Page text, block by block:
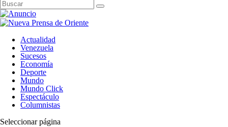
Actualidad
Venezuela
Sucesos
Economía
Deporte
Mundo
Mundo Click
Espectáculo
Columnistas
Seleccionar página